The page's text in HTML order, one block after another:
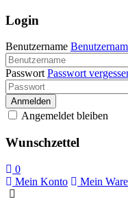
Login
Benutzername
Passwort Passwort
Anmelden
Angemeldet bleiben
Wunschzettel
0
Mein Konto
Mein